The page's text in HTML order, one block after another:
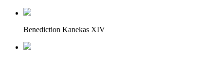
Benediction Kanekas XIV